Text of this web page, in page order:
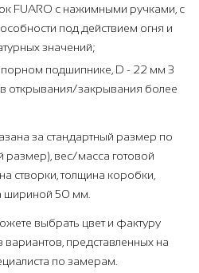
FUARO с нажимными ручками, с
под действием огня и
значений;
подшипнике, D - 22 мм 3
открывания/закрывания более
за стандартный размер по
вес/масса готовой
створки, толщина коробки,
шириной 50 мм.
выбрать цвет и фактуру
представленных на
по замерам.